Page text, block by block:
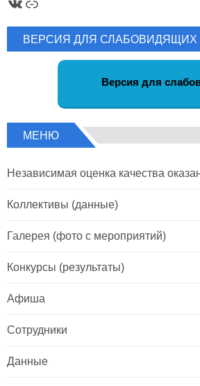
ВЕРСИЯ ДЛЯ СЛАБОВИДЯЩИХ
Версия для
МЕНЮ
Независимая оценка качества
Коллективы (данные)
Галерея (фото с мероприятий)
Конкурсы (результаты)
Афиша
Сотрудники
Данные